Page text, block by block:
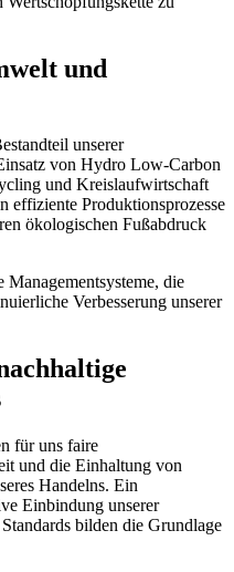
und
unserer
von Hydro Low-Carbon
und Kreislaufwirtschaft
effiziente Produktionsprozesse
ökologischen Fußabdruck
die
Verbesserung unserer
für uns faire
und die Einhaltung von
Handelns. Ein
Einbindung unserer
bilden die Grundlage